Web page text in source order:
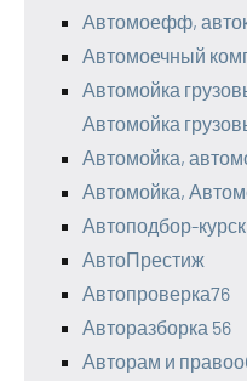
Автомоефф,
Автомоечный
Автомойка
Автомойка
Автомойка,
Автомойка,
Автоподбор-
АвтоПрестиж
Автопроверка76
Авторазборка 56
Авторам и